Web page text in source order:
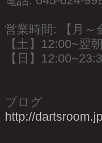
営業時間: 【月～
【土】12:00~翌
【日】
ブログ
http://